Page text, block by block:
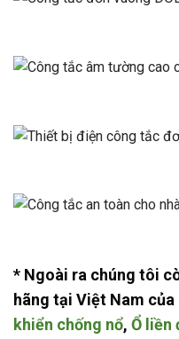
* Ngoài ra chúng tôi
hãng tại Việt Nam của
khiển chống nổ, Ổ liền